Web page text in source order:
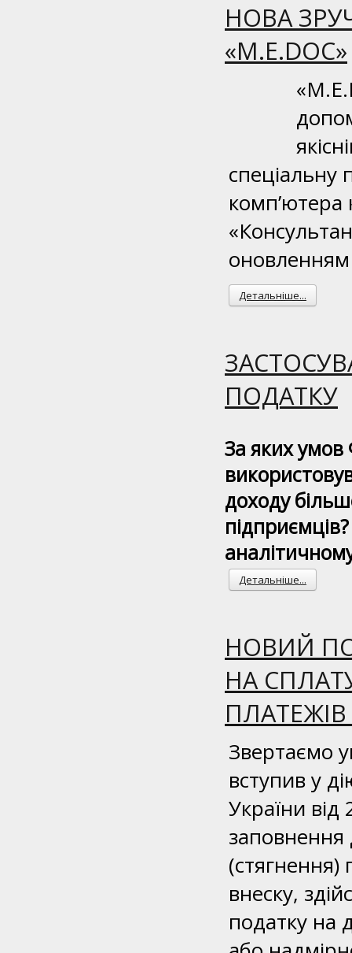
НОВА
«M.E.DOC»
спеціальну
комп’ютера
Детальніше...
ПОДАТКУ
За яких умов
доходу
Детальніше...
НОВИЙ
НА
Звертаємо
вступив у
України
заповнення
(стягнення)
внеску,
податку на